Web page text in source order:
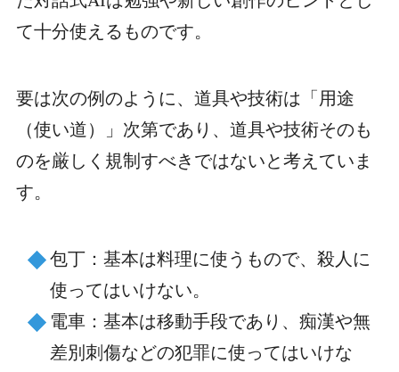
て十分使えるものです。
要は次の例のように、道具や技術は「用途
（使い道）」次第であり、道具や技術そのも
のを厳しく規制すべきではないと考えていま
す。
包丁：基本は料理に使うもので、殺人に
使ってはいけない。
電車：基本は移動手段であり、痴漢や無
差別刺傷などの犯罪に使ってはいけな